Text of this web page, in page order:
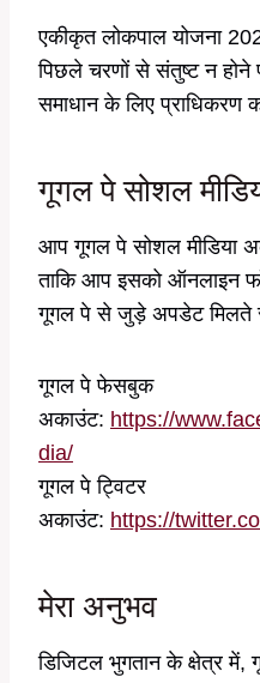
एकीकृत लोकपाल योजना
पिछले चरणों से संतुष्ट न
समाधान के लिए प्राधिकरण
गूगल पे सोशल
आप गूगल पे सोशल मीडिया
ताकि आप इसको ऑनलाइन
गूगल पे से जुड़े अपडेट मिलते
गूगल पे फेसबुक
अकाउंट: https://
dia/
गूगल पे ट्विटर
अकाउंट: https://
मेरा अनुभव
डिजिटल भुगतान के क्षेत्र में,